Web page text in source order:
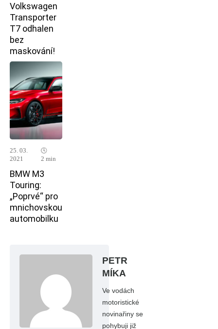
Volkswagen
Transporter
T7 odhalen
bez
maskování!
25. 03.
2021
🕓
2 min
BMW M3
Touring:
„Poprvé“ pro
mnichovskou
automobilku
PETR
MÍKA
Ve vodách
motoristické
novinařiny se
pohybuji již